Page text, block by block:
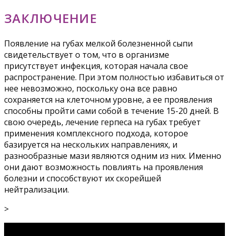
ЗАКЛЮЧЕНИЕ
Появление на губах мелкой болезненной сыпи
свидетельствует о том, что в организме
присутствует инфекция, которая начала свое
распространение. При этом полностью избавиться от
нее невозможно, поскольку она все равно
сохраняется на клеточном уровне, а ее проявления
способны пройти сами собой в течение 15-20 дней. В
свою очередь, лечение герпеса на губах требует
применения комплексного подхода, которое
базируется на нескольких направлениях, и
разнообразные мази являются одним из них. Именно
они дают возможность повлиять на проявления
болезни и способствуют их скорейшей
нейтрализации.
>